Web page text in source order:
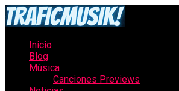
Inicio
Blog
Música
Canciones Previews